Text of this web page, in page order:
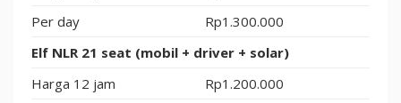
Per day
Rp1.300.000
Elf NLR 21 seat (mobil + driver + solar)
Harga 12 jam
Rp1.200.000